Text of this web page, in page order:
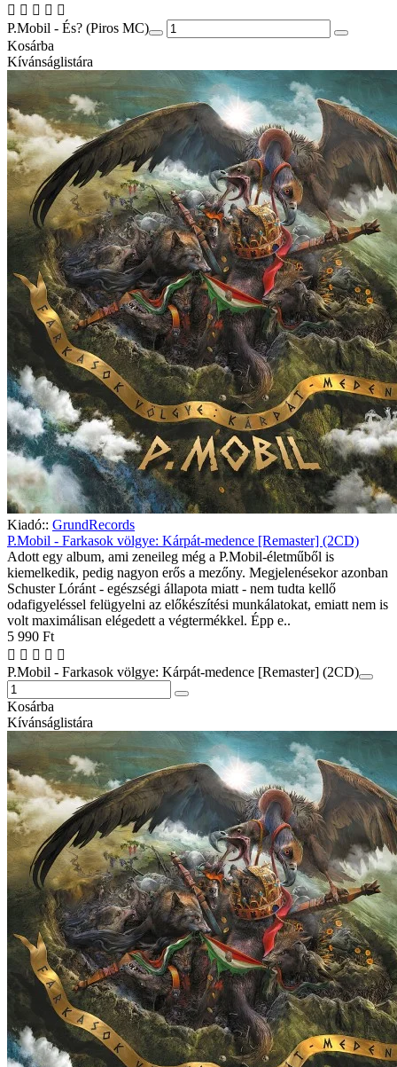
P.Mobil - És? (Piros MC)
Kosárba
Kívánságlistára
Kiadó:: GrundRecords
P.Mobil - Farkasok völgye: Kárpát-medence [Remaster] (2CD)
Adott egy album, ami zeneileg még a P.Mobil-életműből is
kiemelkedik, pedig nagyon erős a mezőny. Megjelenésekor azonban
Schuster Lóránt - egészségi állapota miatt - nem tudta kellő
odafigyeléssel felügyelni az előkészítési munkálatokat, emiatt nem is
volt maximálisan elégedett a végtermékkel. Épp e..
5 990 Ft
P.Mobil - Farkasok völgye: Kárpát-medence [Remaster] (2CD)
Kosárba
Kívánságlistára